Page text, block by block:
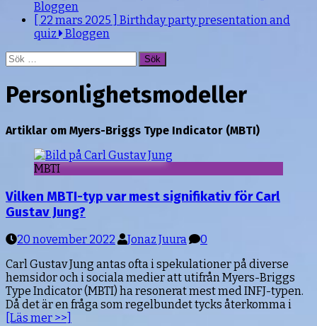
Bloggen
[ 22 mars 2025 ] Birthday party presentation and
quiz
Bloggen
Sök
efter:
Personlighetsmodeller
Artiklar om Myers-Briggs Type Indicator (MBTI)
MBTI
Vilken MBTI-typ var mest signifikativ för Carl
Gustav Jung?
20 november 2022 Jonaz Juura
0
Carl Gustav Jung antas ofta i spekulationer på diverse
hemsidor och i sociala medier att utifrån Myers-Briggs
Type Indicator (MBTI) ha resonerat mest med INFJ-typen.
Då det är en fråga som regelbundet tycks återkomma i
[Läs mer >>]